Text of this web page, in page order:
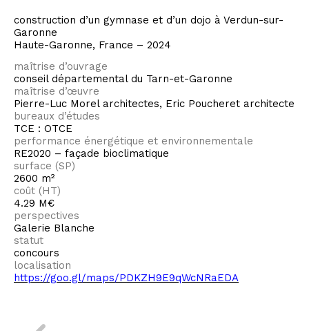
construction d’un gymnase et d’un dojo à Verdun-sur-
Garonne
Haute-Garonne, France – 2024
maîtrise d’ouvrage
conseil départemental du Tarn-et-Garonne
maîtrise d’œuvre
Pierre-Luc Morel architectes, Eric Poucheret architecte
bureaux d’études
TCE : OTCE
performance énergétique et environnementale
RE2020 – façade bioclimatique
surface (SP)
2600 m²
coût (HT)
4.29 M€
perspectives
Galerie Blanche
statut
concours
localisation
https://goo.gl/maps/PDKZH9E9qWcNRaEDA